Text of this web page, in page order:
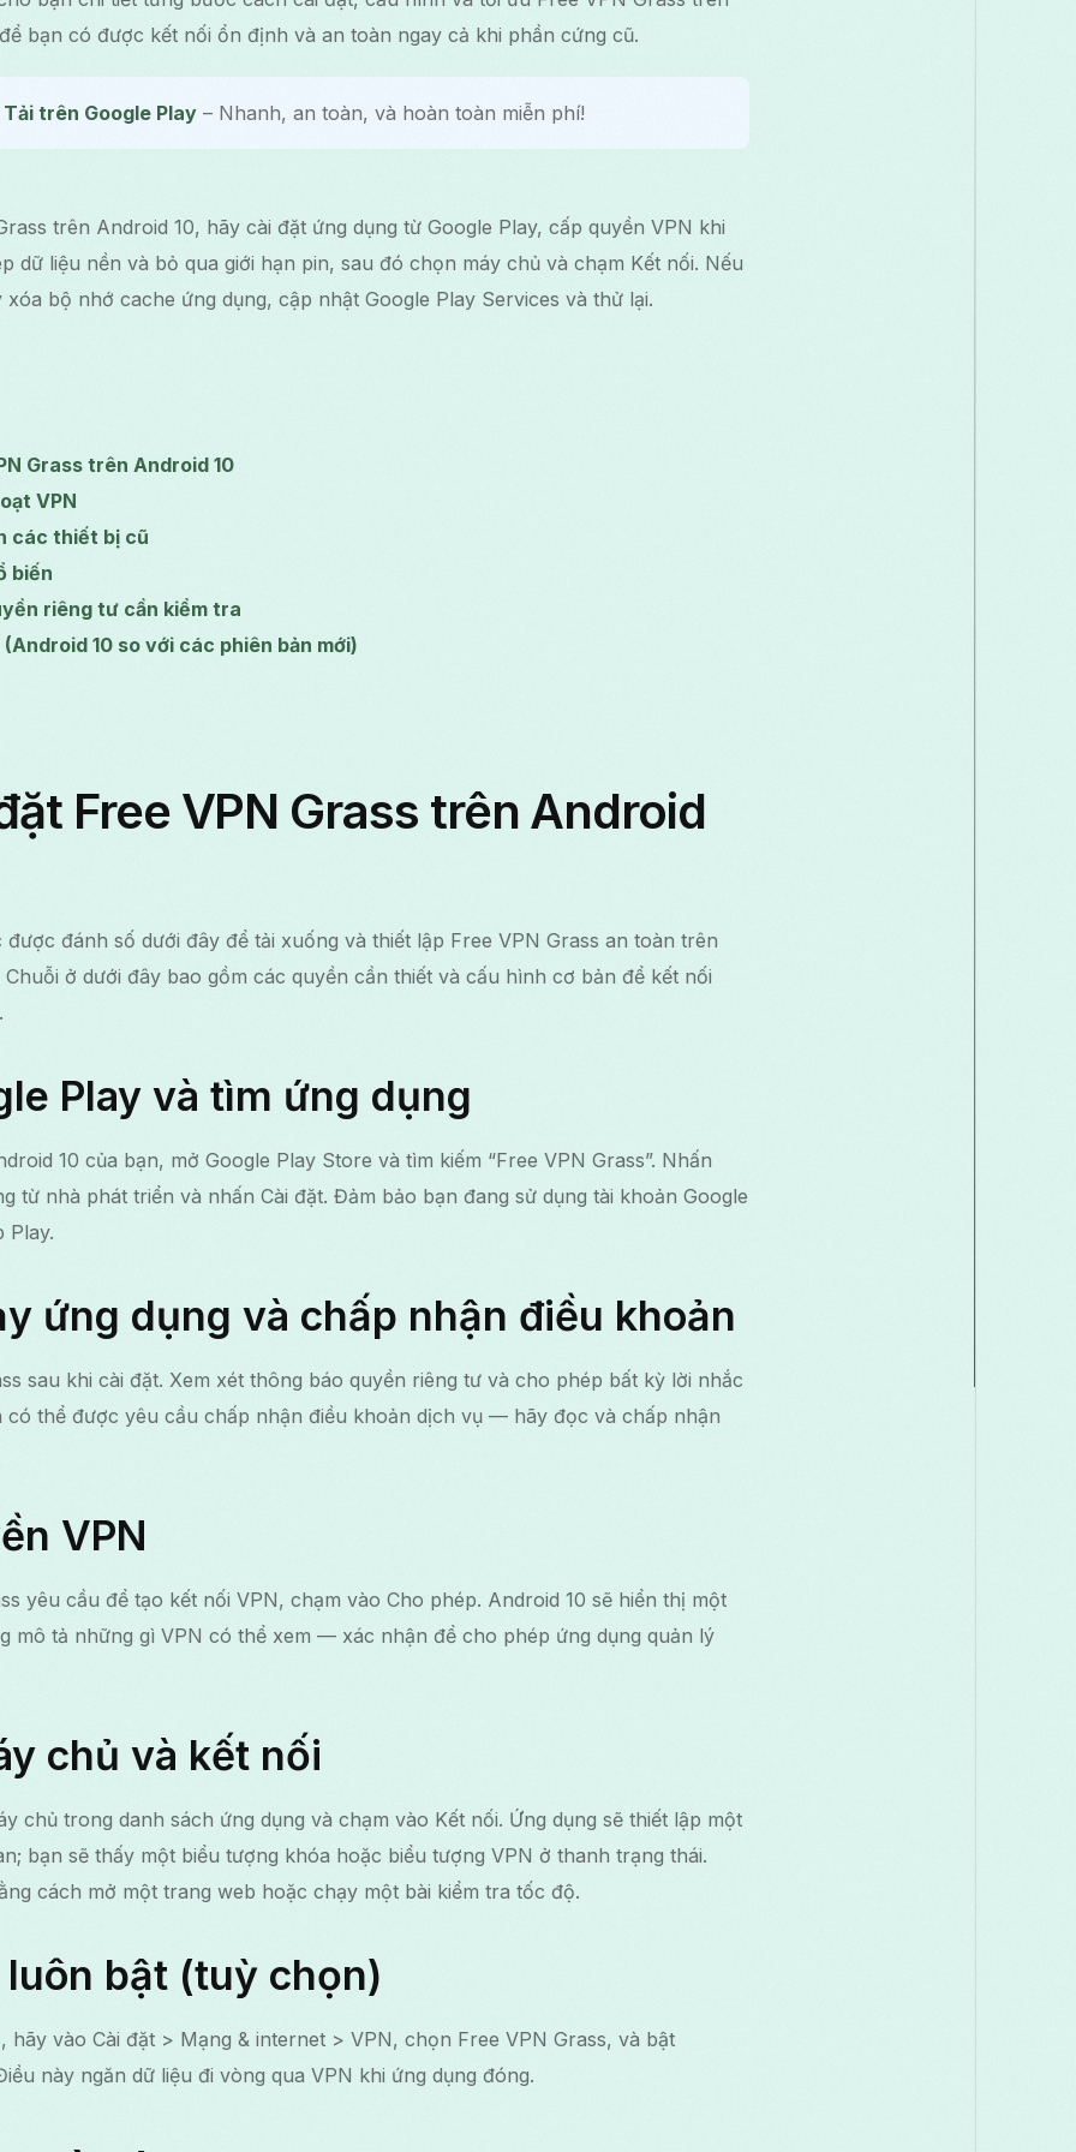
bạn có được kết nối ổn định và an toàn ngay cả khi phần cứng cũ.
Tải trên Google Play – Nhanh, an toàn, và hoàn toàn miễn phí!
trên Android 10, hãy cài đặt ứng dụng từ Google Play, cấp quyền VPN khi
dữ liệu nền và bỏ qua giới hạn pin, sau đó chọn máy chủ và chạm Kết nối. Nếu
bộ nhớ cache ứng dụng, cập nhật Google Play Services và thử lại.
Grass trên Android 10
VPN
các thiết bị cũ
biến
riêng tư cần kiểm tra
10 so với các phiên bản mới)
Free VPN Grass trên Android
đánh số dưới đây để tải xuống và thiết lập Free VPN Grass an toàn trên
ở dưới đây bao gồm các quyền cần thiết và cấu hình cơ bản để kết nối
Play và tìm ứng dụng
10 của bạn, mở Google Play Store và tìm kiếm “Free VPN Grass”. Nhấn
từ nhà phát triển và nhấn Cài đặt. Đảm bảo bạn đang sử dụng tài khoản Google
Play.
ứng dụng và chấp nhận điều khoản
sau khi cài đặt. Xem xét thông báo quyền riêng tư và cho phép bất kỳ lời nhắc
có thể được yêu cầu chấp nhận điều khoản dịch vụ — hãy đọc và chấp nhận
VPN
yêu cầu để tạo kết nối VPN, chạm vào Cho phép. Android 10 sẽ hiển thị một
mô tả những gì VPN có thể xem — xác nhận để cho phép ứng dụng quản lý
chủ và kết nối
chủ trong danh sách ứng dụng và chạm vào Kết nối. Ứng dụng sẽ thiết lập một
bạn sẽ thấy một biểu tượng khóa hoặc biểu tượng VPN ở thanh trạng thái.
cách mở một trang web hoặc chạy một bài kiểm tra tốc độ.
luôn bật (tuỳ chọn)
hãy vào Cài đặt > Mạng & internet > VPN, chọn Free VPN Grass, và bật
này ngăn dữ liệu đi vòng qua VPN khi ứng dụng đóng.